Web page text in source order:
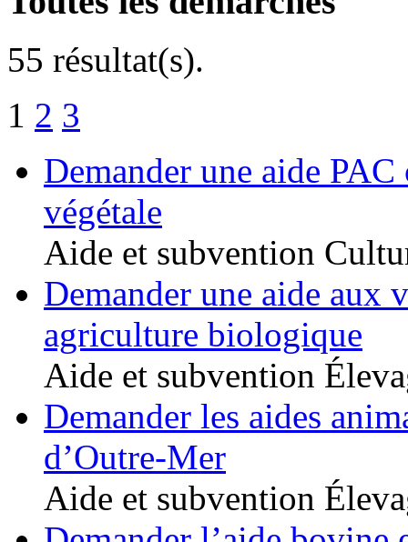
55 résultat(s).
1 2 3
Demander une aide
végétale
Aide et subvention
Demander une aide aux
agriculture biologique
Aide et subvention
Demander les aides
d’Outre-Mer
Aide et subvention